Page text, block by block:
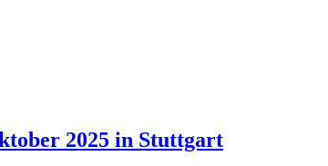
2025 in Stuttgart